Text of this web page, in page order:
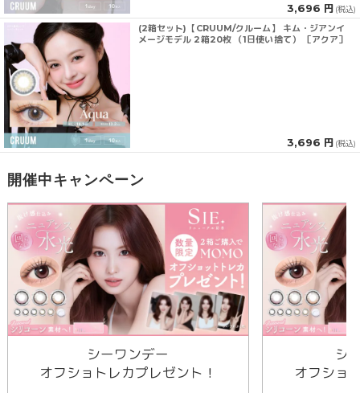
3,696 円 (税込)
(2箱セット)【CRUUM/クルーム】 キム・ジアンイ
メージモデル 2箱20枚 （1日使い捨て） ［アクア］
3,696 円 (税込)
開催中キャンペーン
シーワンデー
オフショトレカプレゼント！
シ
オフショ